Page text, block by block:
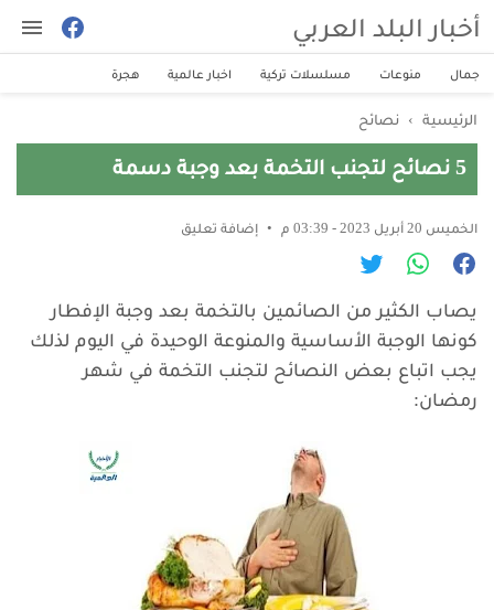
أخبار البلد العربي
جمال منوعات مسلسلات تركية اخبار عالمية هجرة
الرئيسية › نصائح
5 نصائح لتجنب التخمة بعد وجبة دسمة
الخميس 20 أبريل 2023 - 03:39 م إضافة تعليق
يصاب الكثير من الصائمين بالتخمة بعد وجبة الإفطار
كونها الوجبة الأساسية والمنوعة الوحيدة في اليوم لذلك
يجب اتباع بعض النصائح لتجنب التخمة في شهر
رمضان: